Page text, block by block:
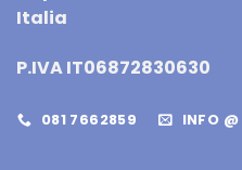
Italia
P.IVA IT06872830630
081 7662859 INFO